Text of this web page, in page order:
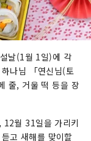
날(1월 1일)에 각
나님 「연신님(토
줄, 거울 떡 등을 장
12월 31일을 가리키
고 새해를 맞이할